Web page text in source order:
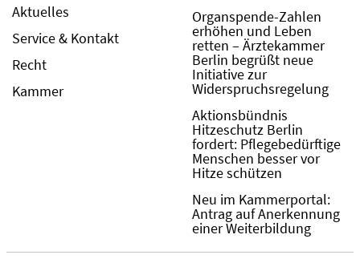
Aktuelles
Service & Kontakt
Recht
Kammer
Organspende-Zahlen
erhöhen und Leben
retten – Ärztekammer
Berlin begrüßt neue
Initiative zur
Widerspruchsregelung
Aktionsbündnis
Hitzeschutz Berlin
fordert: Pflegebedürftige
Menschen besser vor
Hitze schützen
Neu im Kammerportal:
Antrag auf Anerkennung
einer Weiterbildung